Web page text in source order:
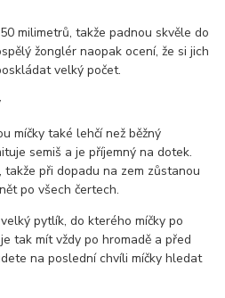
milimetrů, takže padnou skvěle do
žonglér naopak ocení, že si jich
velký počet.
míčky také lehčí než běžný
semiš a je příjemný na dotek.
takže při dopadu na zem zůstanou
po všech čertech.
pytlík, do kterého míčky po
tak mít vždy po hromadě a před
na poslední chvíli míčky hledat